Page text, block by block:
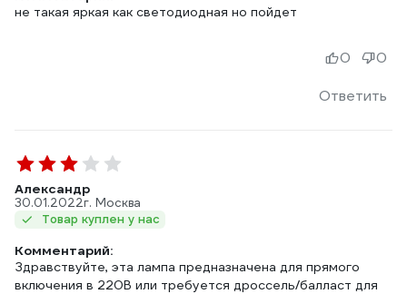
не такая яркая как светодиодная но пойдет
Ответить
0 0
Александр
30.01.2022г. Москва
Товар куплен у нас
Комментарий:
Здравствуйте, эта лампа предназначена для прямого
включения в 220В или требуется дроссель/балласт для